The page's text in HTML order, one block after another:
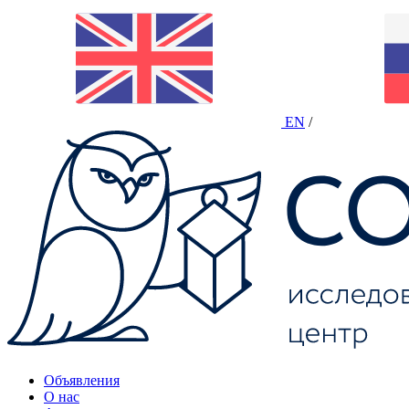
EN /
Объявления
О нас